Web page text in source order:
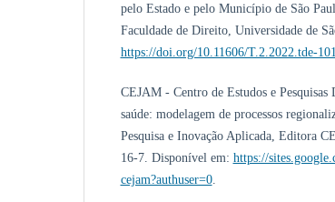
pelo Estado e pelo Município de São
Faculdade de Direito, Universidade de
https://doi.org/10.11606/T.2.2022.tde-
CEJAM - Centro de Estudos e
saúde: modelagem de processos
Pesquisa e Inovação Aplicada, Editora
16-7. Disponível em: https://
cejam?authuser=0.